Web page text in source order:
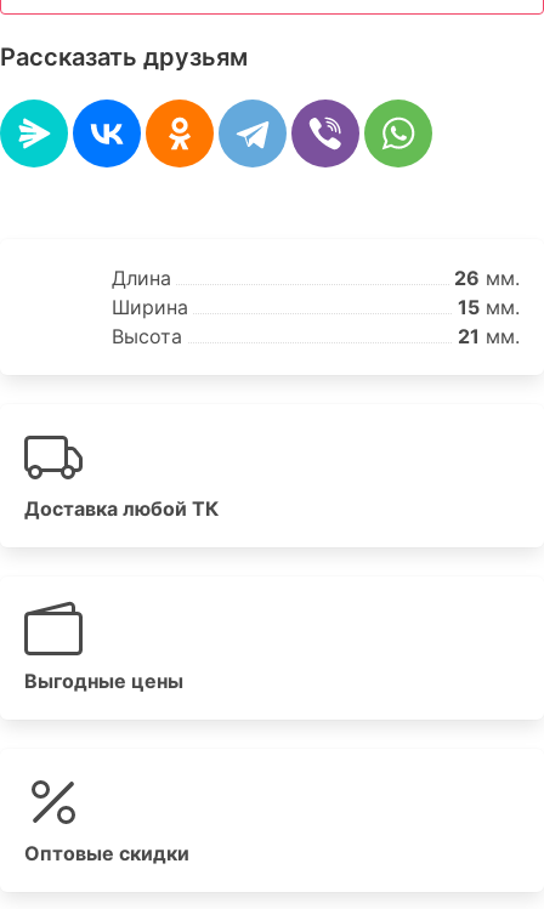
Рассказать друзьям
Длина 26 мм.
Ширина
15 мм.
Высота
21 мм.
Доставка любой ТК
Выгодные цены
Оптовые скидки